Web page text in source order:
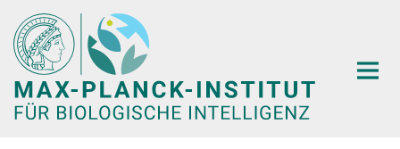
Hauptinhalt